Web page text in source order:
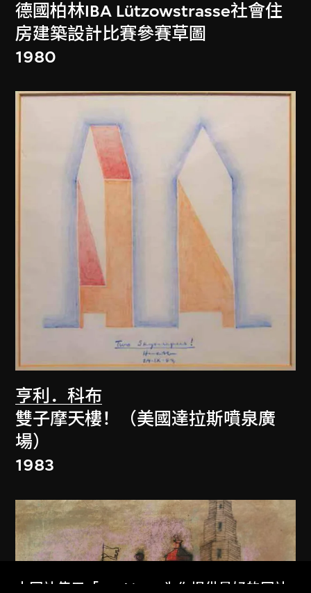
德國柏林IBA Lützowstrasse社會住
房建築設計比賽參賽草圖
1980
亨利．科布
雙子摩天樓！（美國達拉斯噴泉廣
場）
1983
本网站使用「Cookies」为你提供最好的网站